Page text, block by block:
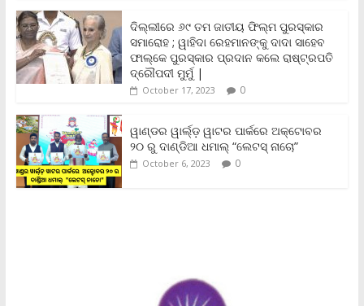
d
l
y
ଦିଲ୍ଲୀରେ ୬୯ ତମ ଜାତୀୟ ଫିଲ୍ମ ପୁରସ୍କାର
ସମାରୋହ ; ୱାହିଦା ରେହମାନଙ୍କୁ ଦାଦା ସାହେବ
ଫାଲ୍‌କେ ପୁରସ୍କାର ପ୍ରଦାନ କଲେ ରାଷ୍ଟ୍ରପତି
ଦ୍ରୌପଦୀ ମୁର୍ମୁ |
October 17, 2023 0
ୱାଣ୍ଡର ୱାର୍ଲ୍‌ଡ଼ ୱାଟର ପାର୍କରେ ଅକ୍ଟୋବର
୨୦ ରୁ ଦାଣ୍ଡିଆ ଧମାଲ୍ “ଲେଟସ୍ ନାଚୋ”
October 6, 2023 0